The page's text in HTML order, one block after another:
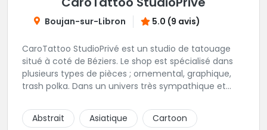
Boujan-sur-Libron 5.0 (9 avis)
CaroTattoo StudioPrivé est un studio de tatouage
situé à coté de Béziers. Le shop est spécialisé dans
plusieurs types de pièces ; ornemental, graphique,
trash polka. Dans un univers très sympathique et
tatouage. N'hésitez pas, contactez-les et vous n'en
serez que ravi !!
Abstrait Asiatique
Cartoon